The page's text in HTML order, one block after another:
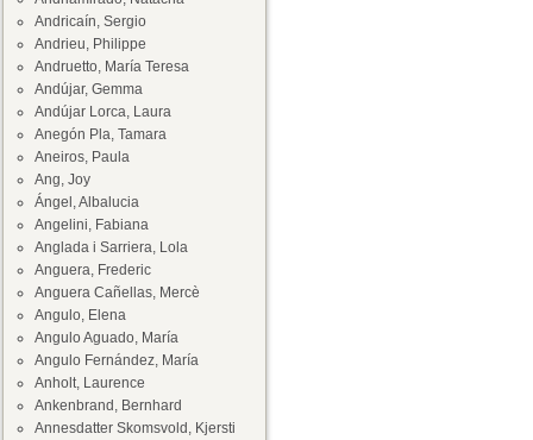
Andricaín, Sergio
Andrieu, Philippe
Andruetto, María Teresa
Andújar, Gemma
Andújar Lorca, Laura
Anegón Pla, Tamara
Aneiros, Paula
Ang, Joy
Ángel, Albalucia
Angelini, Fabiana
Anglada i Sarriera, Lola
Anguera, Frederic
Anguera Cañellas, Mercè
Angulo, Elena
Angulo Aguado, María
Angulo Fernández, María
Anholt, Laurence
Ankenbrand, Bernhard
Annesdatter Skomsvold, Kjersti